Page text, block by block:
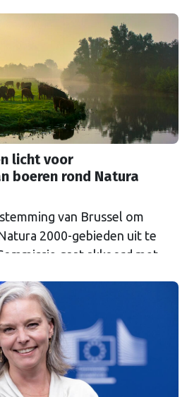
EU bevroor dat geld na de
Continued
licht voor
boeren rond Natura
van Brussel om
2000-gebieden uit te
gaat akkoord met